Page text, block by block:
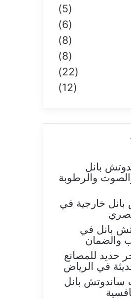
(5)
(6)
(8)
(8)
(22)
(12)
بانل
والرطوبة
خارجية في
بانل في
والضمان
حديد للمصانع
في الرياض
ساندوتش بانل